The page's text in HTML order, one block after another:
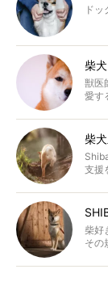
ド
柴
獣医
愛す
柴
支援
柴好
その